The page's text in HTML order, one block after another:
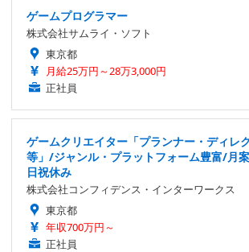
ゲームプログラマー
株式会社サムライ・ソフト
東京都
月給25万円～28万3,000円
正社員
ゲームクリエイター「プランナー・ディレ
等」/ジャンル・プラットフォーム豊富/月
日祝休み
株式会社コンフィデンス・インターワークス
東京都
年収700万円～
正社員